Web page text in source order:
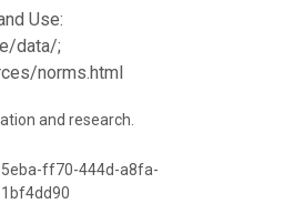
Use:
data/;
norms.html
and research.
ff70-444d-a8fa-